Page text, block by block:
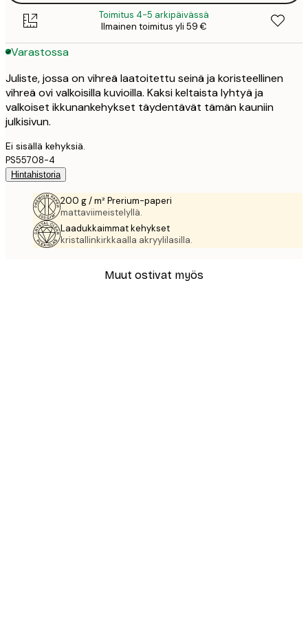
Toimitus 4-5 arkipäivässä
Ilmainen toimitus yli 59 €
Varastossa
Juliste, jossa on vihreä laatoitettu seinä ja koristeellinen
vihreä ovi valkoisilla kuvioilla. Kaksi keltaista lyhtyä ja
valkoiset ikkunankehykset täydentävät tämän kauniin
julkisivun.
Ei sisällä kehyksiä.
PS55708-4
Hintahistoria
200 g / m² Prerium-paperi
mattaviimeistelyllä.
Laadukkaimmat kehykset
kristallinkirkkaalla akryylilasilla.
Muut ostivat myös